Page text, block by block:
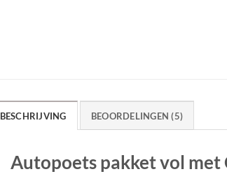
BESCHRIJVING BEOORDELINGEN (5)
Autopoets pakket vol